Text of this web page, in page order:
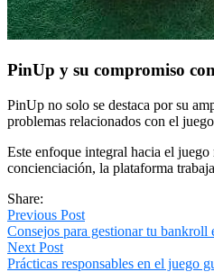
PinUp y su compromiso
PinUp no solo se destaca por su
problemas relacionados con el
Este enfoque integral hacia el
concienciación, la plataforma
Share:
Previous Post
Consejos para gestionar tu
Next Post
Prácticas responsables en el juego